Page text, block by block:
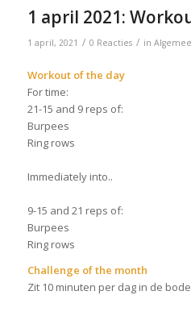
1 april 2021:
1 april, 2021 / 0 Reacties / in
Workout of the day
For time:
21-15 and 9 reps of:
Burpees
Ring rows
Immediately into..
9-15 and 21 reps of:
Burpees
Ring rows
Challenge of the month
Zit 10 minuten per dag in de